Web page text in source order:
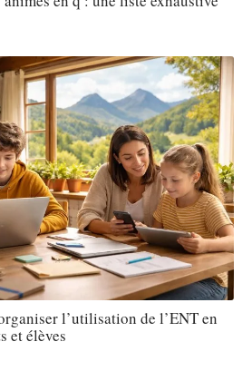
l’utilisation de l’ENT en
et élèves